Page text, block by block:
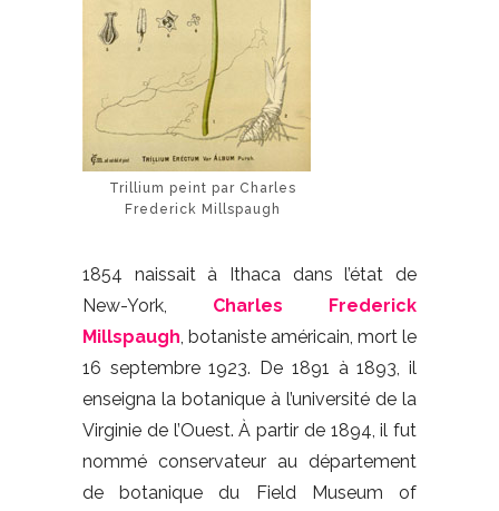
Trillium peint par Charles
Frederick Millspaugh
1854 naissait à Ithaca dans l’état de
New-York, Charles Frederick
Millspaugh , botaniste américain, mort le
16 septembre 1923. De 1891 à 1893, il
enseigna la botanique à l’université de la
Virginie de l’Ouest. À partir de 1894, il fut
nommé conservateur au département
de botanique du Field Museum of